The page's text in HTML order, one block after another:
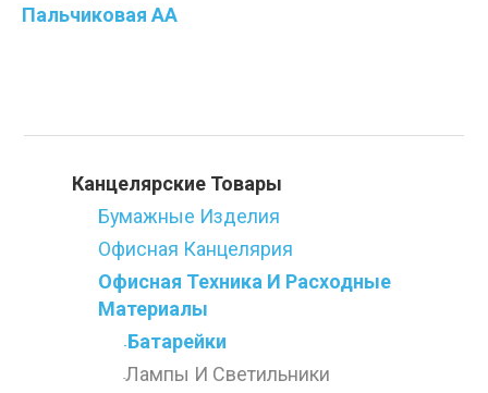
Пальчиковая АА
Канцелярские Товары
Бумажные Изделия
Офисная Канцелярия
Офисная Техника И Расходные
Материалы
-Батарейки
-Лампы И Светильники